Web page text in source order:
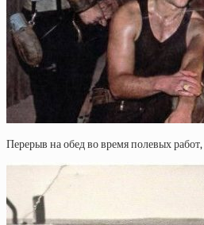
Перерыв на обед во время полевых